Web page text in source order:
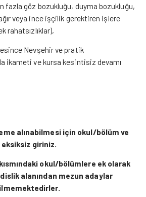
fazla göz bozukluğu, duyma bozukluğu,
veya ince işçilik gerektiren işlere
rahatsızlıklar),
Nevşehir ve pratik
ikameti ve kursa kesintisiz devamı
alınabilmesi için okul/bölüm ve
giriniz.
okul/bölümlere ek olarak
alanından mezun adaylar